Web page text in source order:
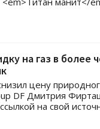
на газ в более
цену
DF Дмитрия
на свой